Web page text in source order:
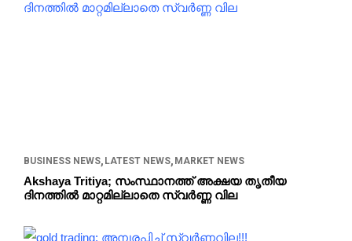
BUSINESS NEWS LATEST NEWS MARKET NEWS
Akshaya Tritiya; സംസ്ഥാനത്ത് അക്ഷയ തൃതീയ
ദിനത്തിൽ മാറ്റമില്ലാതെ സ്വർണ്ണ വില